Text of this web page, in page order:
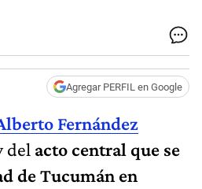
Agregar PERFIL en Google
Fernández
del acto central que se
de Tucumán en